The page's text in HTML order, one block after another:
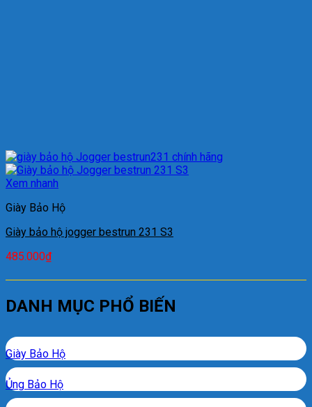
Xem nhanh
Giày Bảo Hộ
Giày bảo hộ jogger bestrun 231 S3
485.000₫
DANH MỤC PHỔ BIẾN
Giày Bảo Hộ
Ủng Bảo Hộ